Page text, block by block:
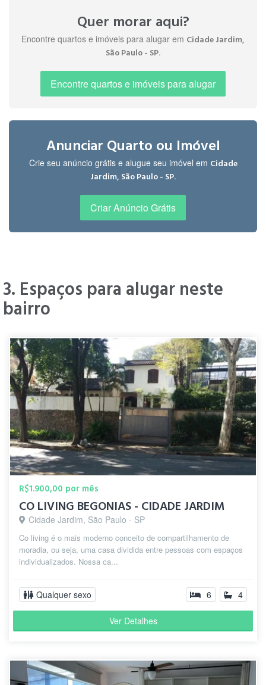
Quer morar aqui?
Encontre quartos e imóveis para alugar em Cidade Jardim,
São Paulo - SP.
Encontre quartos e imóveis para alugar
Anunciar Quarto ou Imóvel
Crie seu anúncio grátis e alugue seu imóvel em Cidade
Jardim, São Paulo - SP.
Criar Anúncio Grátis
3. Espaços para alugar neste
bairro
R$1.900,00 por mês
CO LIVING BEGONIAS - CIDADE JARDIM
Cidade Jardim, São Paulo - SP
Co living é o mais moderno conceito de compartilhamento de
moradia, ou seja, uma casa dividida entre pessoas com espaços
individualizados. Nossa ca...
Qualquer sexo 6 4
Ver Detalhes